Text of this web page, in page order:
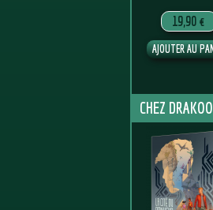
19,90 €
CHEZ DRAKOO